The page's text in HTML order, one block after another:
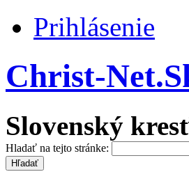
Prihlásenie
Christ-
Slovenský
Hladať na tejto stránke: